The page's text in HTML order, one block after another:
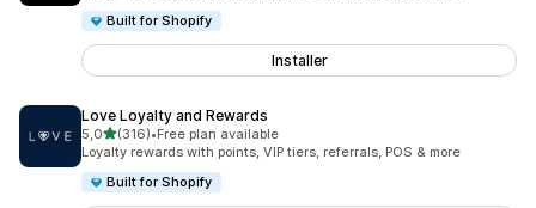
Built for Shopify
Installer
Love Loyalty and Rewards
5,0av 5 stjerner
(316)
Totalt 316 omtaler
•Free plan available
Loyalty rewards with points, VIP tiers, referrals, POS & more
Built for Shopify